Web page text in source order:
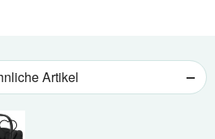
Artikel